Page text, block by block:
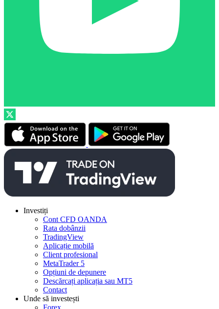
Investiți
Cont CFD OANDA
Rata dobânzii
TradingView
Aplicație mobilă
Client profesional
MetaTrader 5
Opțiuni de depunere
Descărcați aplicația sau MT5
Contact
Unde să investești